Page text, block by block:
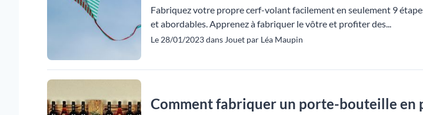
Fabriquez votre propre cerf-volant facilement en seulement 9
et abordables. Apprenez à fabriquer le vôtre et profiter des...
Le 28/01/2023 dans Jouet par Léa Maupin
Comment fabriquer un porte-bouteille en